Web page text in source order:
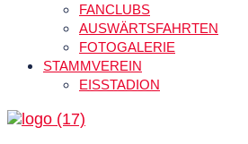
FANCLUBS
AUSWÄRTSFAHRTEN
FOTOGALERIE
STAMMVEREIN
EISSTADION